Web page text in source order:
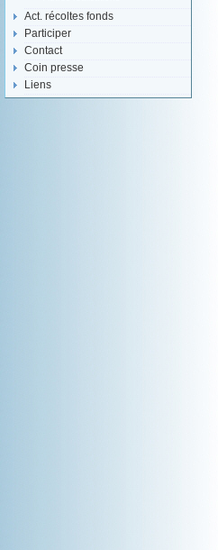
Act. récoltes fonds
Participer
Contact
Coin presse
Liens